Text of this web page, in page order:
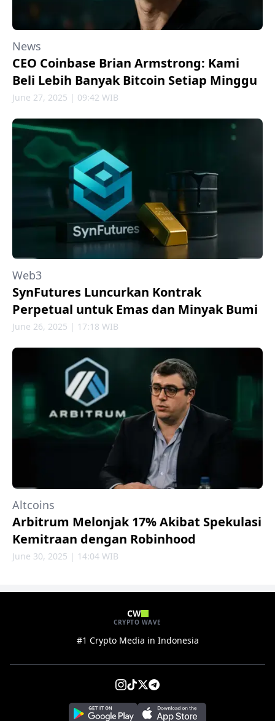
News
CEO Coinbase Brian Armstrong: Kami
Beli Lebih Banyak Bitcoin Setiap Minggu
June 27, 2025 | 09:42 WIB
Web3
SynFutures Luncurkan Kontrak
Perpetual untuk Emas dan Minyak Bumi
June 26, 2025 | 17:18 WIB
Altcoins
Arbitrum Melonjak 17% Akibat Spekulasi
Kemitraan dengan Robinhood
June 30, 2025 | 14:04 WIB
CW
CRYPTO WAVE
#1 Crypto Media in Indonesia